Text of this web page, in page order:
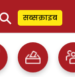
सब्सक्राइब